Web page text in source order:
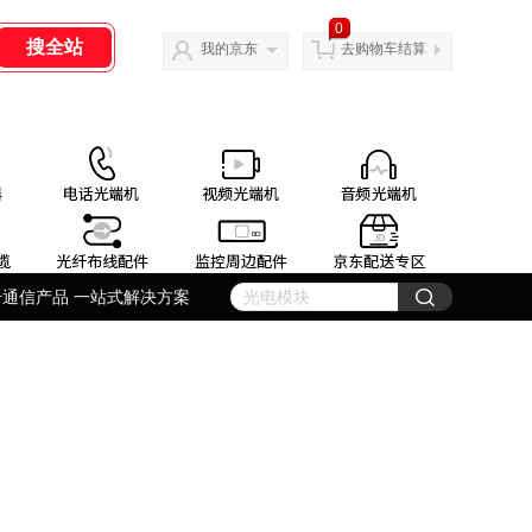
我的京东
0
去购物车结算
信产品 一站式解决方案